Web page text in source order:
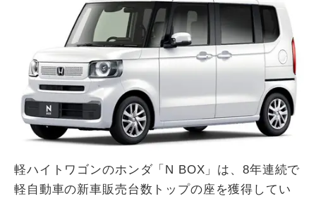
軽ハイトワゴンのホンダ「N BOX」は、8年連続で
軽自動車の新車販売台数トップの座を獲得してい